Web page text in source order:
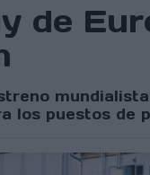
de
los puestos de